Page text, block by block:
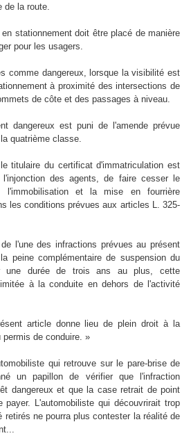
de la route.
stationnement doit être placé de manière
pour les usagers.
comme dangereux, lorsque la visibilité est
à proximité des intersections de
de côte et des passages à niveau.
dangereux est puni de l'amende prévue
quatrième classe.
titulaire du certificat d'immatriculation est
des agents, de faire cesser le
l'immobilisation et la mise en fourrière
les conditions prévues aux articles L. 325-
l'une des infractions prévues au présent
peine complémentaire de suspension du
une durée de trois ans au plus, cette
à la conduite en dehors de l'activité
article donne lieu de plein droit à la
de conduire. »
qui retrouve sur le pare-brise de
un papillon de vérifier que l'infraction
dangereux et que la case retrait de point
L'automobiliste qui découvrirait trop
retirés ne pourra plus contester la réalité de